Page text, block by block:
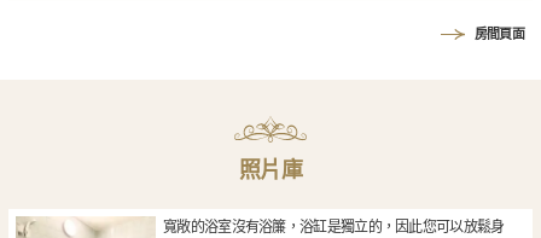
房間頁面
照片庫
寬敞的浴室沒有浴簾，浴缸是獨立的，因此您可以放鬆身